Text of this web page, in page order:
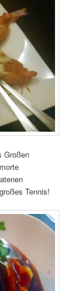
Großen
Tennis!